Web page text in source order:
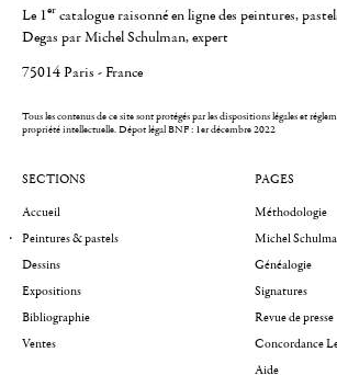
Le 1er catalogue raisonné en ligne des peintures,
Degas par Michel Schulman, expert
75014 Paris - France
Tous les contenus de ce site sont protégés par les dispositions légales et
propriété intellectuelle.Dépot légal BNF : 1er décembre 2022
SECTIONS
Accueil
Peintures & pastels
Dessins
Expositions
Bibliographie
Ventes
PAGES
Méthodologie
Michel
Généalogie
Signatures
Revue de presse
Concordance
Aide